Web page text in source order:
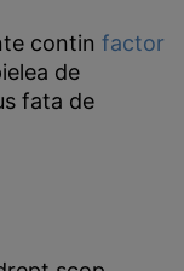
contin factor
de
fata de